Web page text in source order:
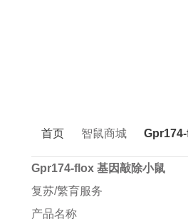
首页 智鼠商城
Gpr174-flox 基因敲除小鼠
复苏/繁育服务
产品名称